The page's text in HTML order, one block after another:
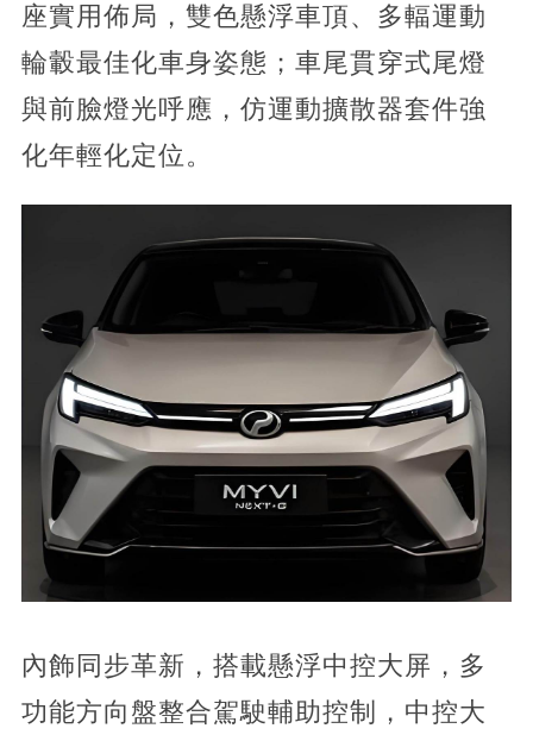
座實用佈局，雙色懸浮車頂、多輻運動
輪轂最佳化車身姿態；車尾貫穿式尾燈
與前臉燈光呼應，仿運動擴散器套件強
化年輕化定位。
內飾同步革新，搭載懸浮中控大屏，多
功能方向盤整合駕駛輔助控制，中控大